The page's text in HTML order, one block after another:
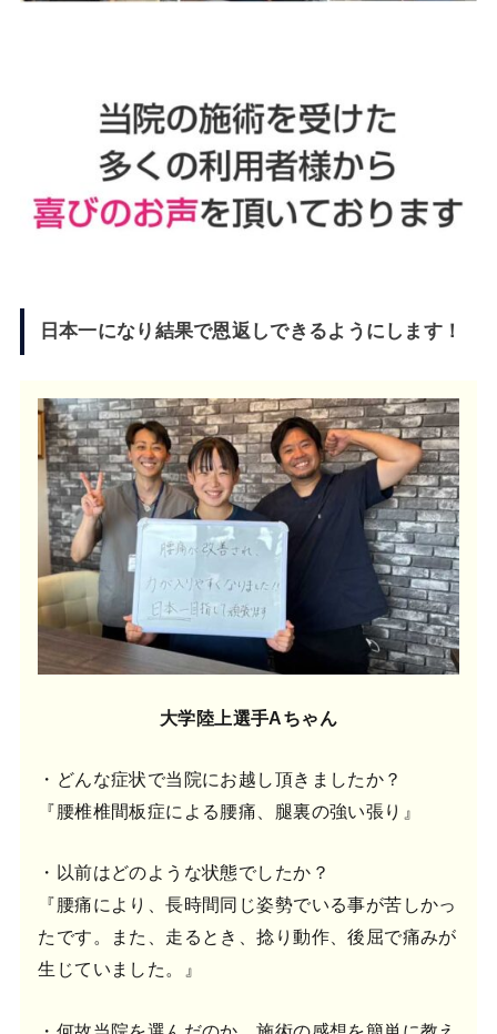
日本一になり結果で恩返しできるようにします！
大学陸上選手Aちゃん
・どんな症状で当院にお越し頂きましたか？
『腰椎椎間板症による腰痛、腿裏の強い張り』
・以前はどのような状態でしたか？
『腰痛により、長時間同じ姿勢でいる事が苦しかっ
たです。また、走るとき、捻り動作、後屈で痛みが
生じていました。』